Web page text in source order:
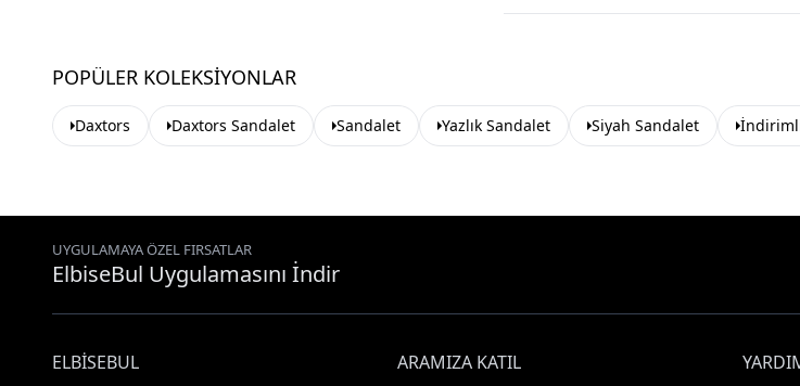
POPÜLER KOLEKSIYONLAR
Daxtors Daxtors Sandalet Sandalet Yazlık Sandalet Siyah Sandalet
UYGULAMAYA ÖZEL FIRSATLAR
ElbiseBul Uygulamasını İndir
ELBISEBUL ARAMIZA KATIL